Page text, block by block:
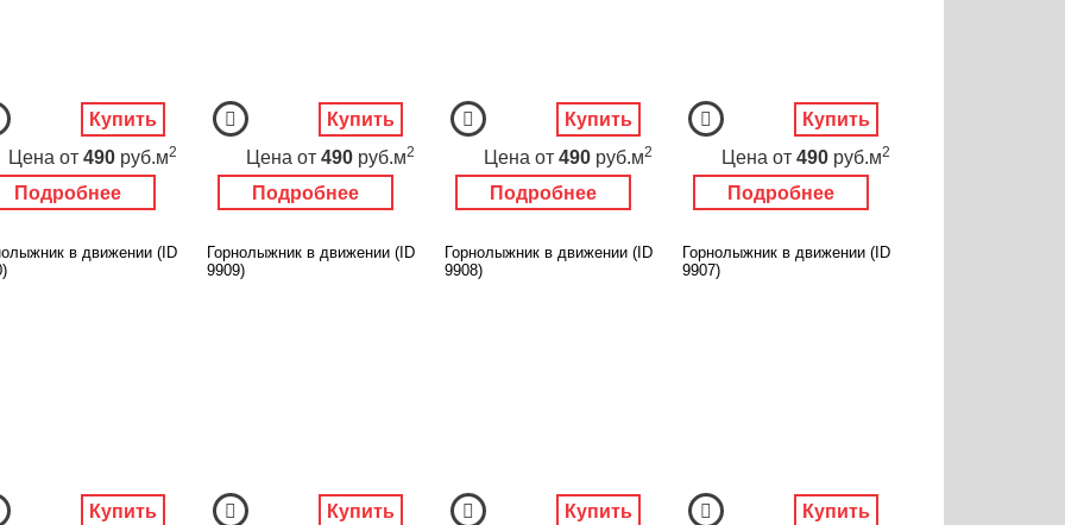
Подробнее
Цена от 490 руб.м2
Купить
Подробнее
Цена от 490 руб.м2
Купить
Подробнее
Цена от 490 руб.м2
Купить
Подробнее
Цена от 490 руб.м2
Купить
в движении (ID
Купить
Горнолыжник в движении (ID
9909)
Купить
Горнолыжник в движении (ID
9908)
Купить
Горнолыжник в движении (ID
9907)
Купить